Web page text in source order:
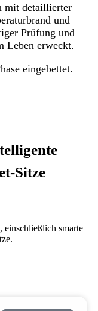
mit detaillierter
und
Prüfung und
Leben erweckt.
eingebettet.
Sitze
einschließlich smarte